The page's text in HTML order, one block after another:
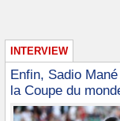
INTERVIEW
Enfin, Sadio
la Coupe du